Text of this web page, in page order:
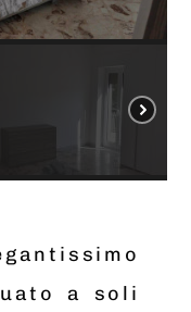
a soli